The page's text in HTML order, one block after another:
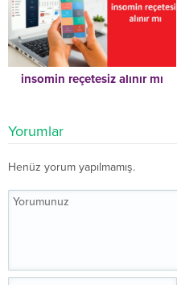
insomin reçetesiz alınır mı
Yorumlar
Henüz yorum yapılmamış.